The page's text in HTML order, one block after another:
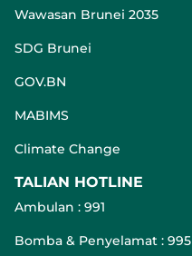
Wawasan Brunei 2035
SDG Brunei
GOV.BN
MABIMS
Climate Change
TALIAN HOTLINE
Ambulan : 991
Bomba & Penyelamat : 995